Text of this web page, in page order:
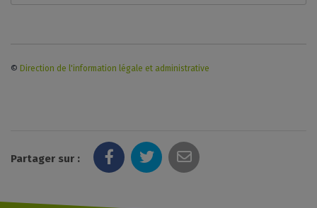
© Direction de l'information légale et administrative
Partager sur :